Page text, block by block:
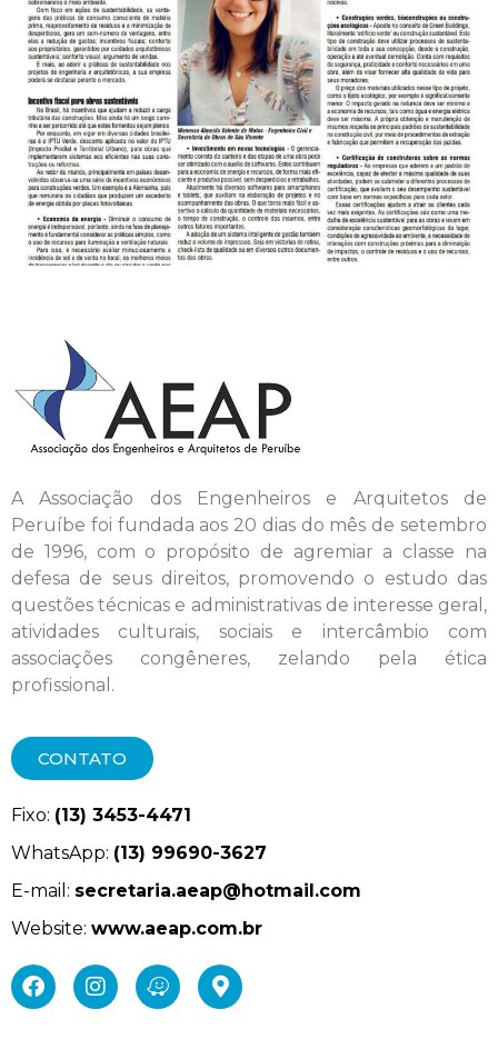
A Associação dos Engenheiros e Arquitetos de
Peruíbe foi fundada aos 20 dias do mês de setembro
de 1996, com o propósito de agremiar a classe na
defesa de seus direitos, promovendo o estudo das
questões técnicas e administrativas de interesse geral,
atividades culturais, sociais e intercâmbio com
associações congêneres, zelando pela ética
profissional.
CONTATO
Fixo: (13) 3453-4471
WhatsApp: (13) 99690-3627
E-mail: secretaria.aeap@hotmail.com
Website: www.aeap.com.br